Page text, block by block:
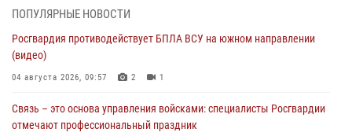
04 августа 2026, 09:57 2
Росгвардия приняла участие в обеспечении безопасности Дня
города в Екатеринбурге
03 августа 2026, 07:43 3
Росгвардия приняла участие в межведомственном
антитеррористическом учении в Свердловской области
ПОПУЛЯРНЫЕ НОВОСТИ
Росгвардия противодействует БПЛА ВСУ на южном направлении
(видео)
04 августа 2026, 09:57 2 1
Связь – это основа управления войсками: специалисты Росгвардии
отмечают профессиональный праздник